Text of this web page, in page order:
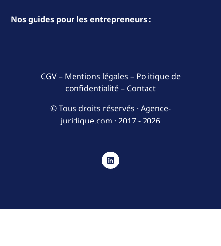
Nos guides pour les entrepreneurs :
CGV– Mentions légales – Politique de
confidentialité– Contact
© Tous droits réservés · Agence-
juridique.com · 2017 - 2026